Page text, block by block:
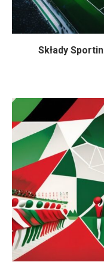
Składy